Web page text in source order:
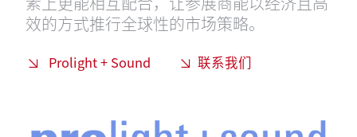
效的方式推行全球性的市场策略。
Prolight + Sound 联系我们